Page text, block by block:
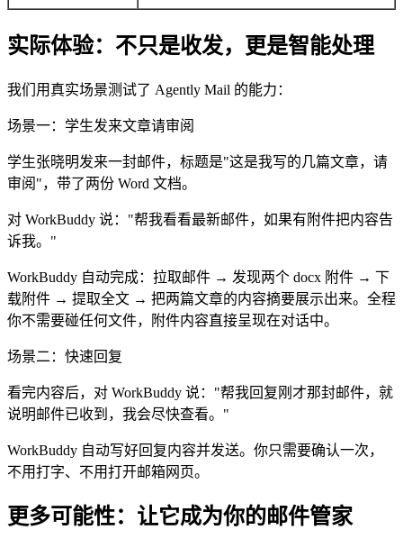
实际体验：不只是收发，更是智能处理
我们用真实场景测试了 Agently Mail 的能力：
场景一：学生发来文章请审阅
学生张晓明发来一封邮件，标题是"这是我写的几篇文章，请
审阅"，带了两份 Word 文档。
对 WorkBuddy 说："帮我看看最新邮件，如果有附件把内容告
诉我。"
WorkBuddy 自动完成：拉取邮件 → 发现两个 docx 附件 → 下
载附件 → 提取全文 → 把两篇文章的内容摘要展示出来。全程
你不需要碰任何文件，附件内容直接呈现在对话中。
场景二：快速回复
看完内容后，对 WorkBuddy 说："帮我回复刚才那封邮件，就
说明邮件已收到，我会尽快查看。"
WorkBuddy 自动写好回复内容并发送。你只需要确认一次，
不用打字、不用打开邮箱网页。
更多可能性：让它成为你的邮件管家